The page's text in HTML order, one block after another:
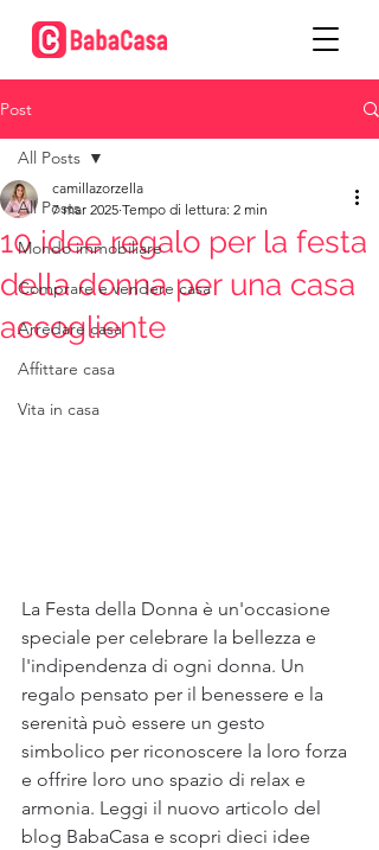
Post
All Posts
Mondo immobiliare
Comprare e vendere casa
Arredare casa
Affittare casa
Vita in casa
All Posts
10 idee regalo per la festa
della donna per una casa
accogliente
camillazorzella
7 mar 2025 Tempo di lettura: 2 min
La Festa della Donna è un'occasione
speciale per celebrare la bellezza e
l'indipendenza di ogni donna. Un
regalo pensato per il benessere e la
serenità può essere un gesto
simbolico per riconoscere la loro forza
e offrire loro uno spazio di relax e
armonia. Leggi il nuovo articolo del
blog BabaCasa e scopri dieci idee